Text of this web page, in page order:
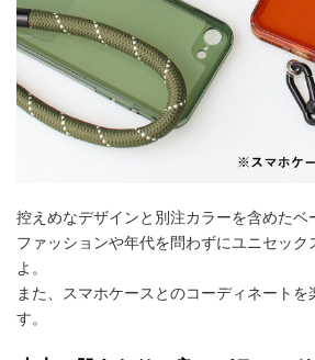
控えめなデザインと別注カラーを含めたベ
ファッションや年代を問わずにユニセック
よ。
また、スマホケースとのコーディネート
す。